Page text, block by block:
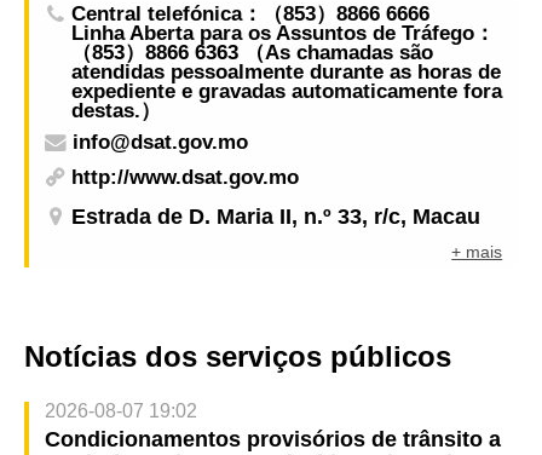
Central telefónica：（853）8866 6666
Linha Aberta para os Assuntos de Tráfego：
（853）8866 6363 （As chamadas são
atendidas pessoalmente durante as horas de
expediente e gravadas automaticamente fora
destas.）
info@dsat.gov.mo
http://www.dsat.gov.mo
Estrada de D. Maria II, n.º 33, r/c, Macau
+ mais
Notícias dos serviços públicos
2026-08-07 19:02
Condicionamentos provisórios de trânsito a